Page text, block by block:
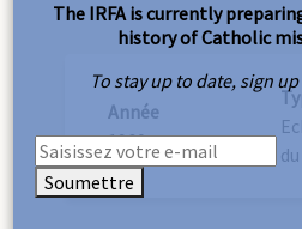
Année
1960
The IRFA is currently
history of Catholic
To stay up to date, sign
Soumettre